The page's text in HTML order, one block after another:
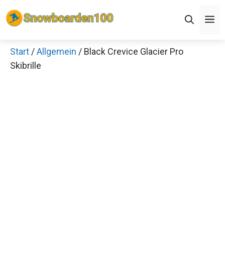
Inhalt
Start /Allgemein / Black Crevice Glacier Pro
Skibrille